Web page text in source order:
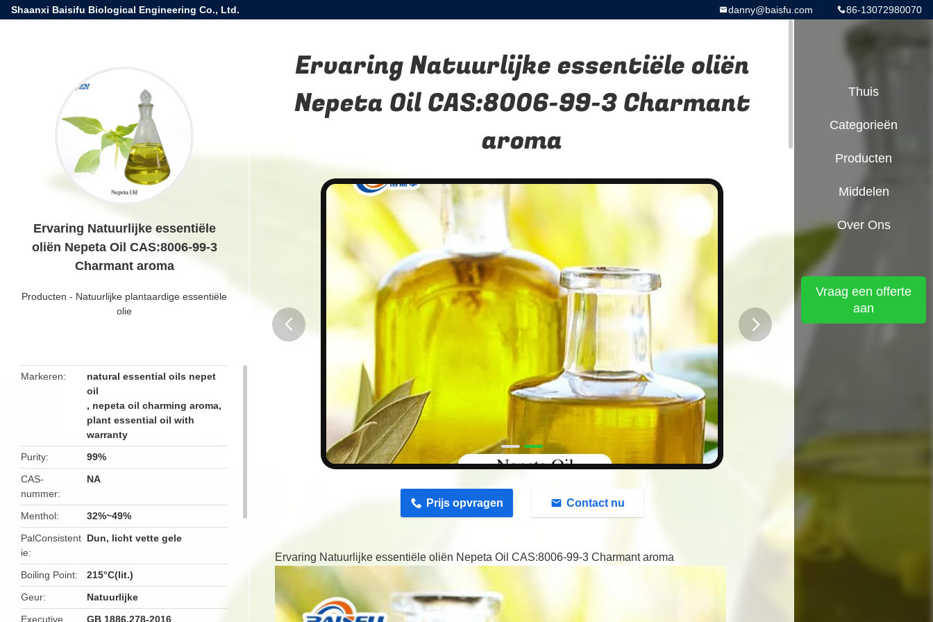
Shaanxi Baisifu Biological Engineering Co., Ltd. 86-13072980070
danny@baisfu.com
Ervaring Natuurlijke essentiële
oliën Nepeta Oil CAS:8006-99-3
Charmant aroma
Producten - Natuurlijke plantaardige essentiële
olie
Markeren
natural essential oils nepet
oil
, nepeta oil charming aroma,
plant essential oil with
warranty
Purity
99%
CAS-
nummer
NA
Menthol
32%~49%
PalConsistent
ie
Dun, licht vette gele
Boiling Point
215°C(lit.)
Geur
Natuurlijke
Executive
GB 1886.278-2016
Ervaring Natuurlijke essentiële oliën
Nepeta Oil CAS:8006-99-3 Charmant
aroma
Prijs opvragen Contact nu
Ervaring Natuurlijke essentiële oliën Nepeta Oil CAS:8006-99-3 Charmant aroma
Thuis
Categorieën
Producten
Middelen
Over Ons
Vraag een offerte
aan